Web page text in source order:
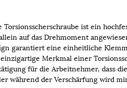
Torsionsscherschraube ist ein
auf das Drehmoment
garantiert eine einheitliche
einzigartige Merkmal einer
für die Arbeitnehmer, dass
während der Verschärfung wird